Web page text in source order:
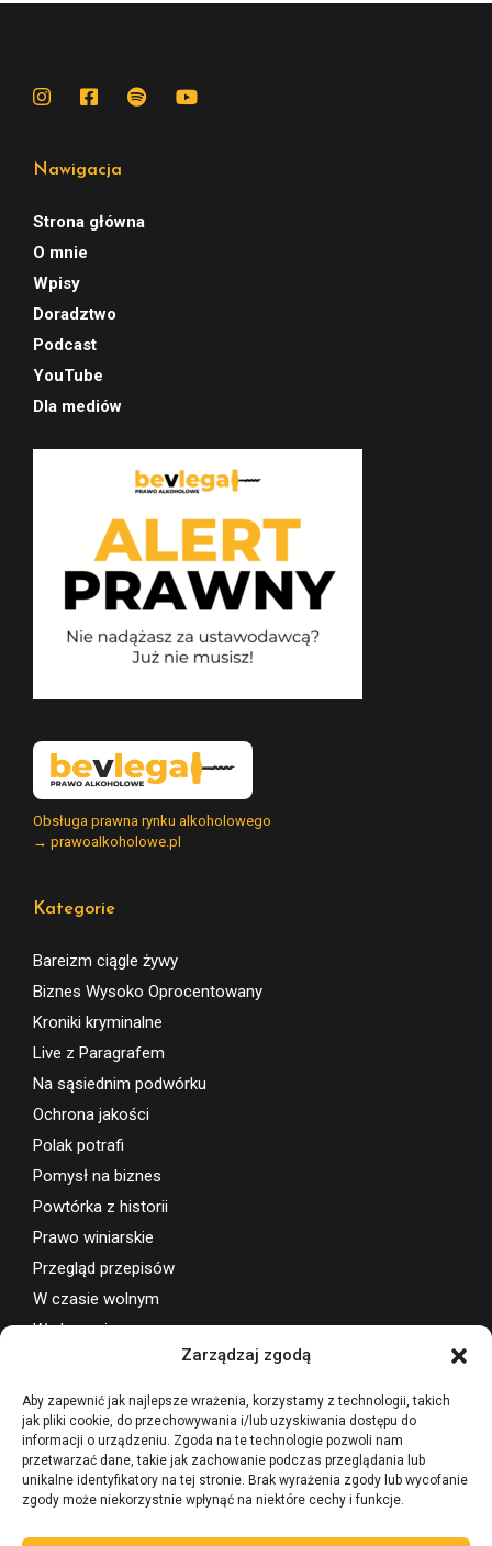
Zarządzaj zgodą
Aby zapewnić jak najlepsze wrażenia, korzystamy z technologii, takich
jak pliki cookie, do przechowywania i/lub uzyskiwania dostępu do
informacji o urządzeniu. Zgoda na te technologie pozwoli nam
przetwarzać dane, takie jak zachowanie podczas przeglądania lub
unikalne identyfikatory na tej stronie. Brak wyrażenia zgody lub wycofanie
zgody może niekorzystnie wpłynąć na niektóre cechy i funkcje.
Nawigacja
Strona główna
O mnie
Wpisy
Doradztwo
Podcast
YouTube
Dla mediów
Obsługa prawna rynku alkoholowego
→ prawoalkoholowe.pl
Kategorie
Bareizm ciągle żywy
Biznes Wysoko Oprocentowany
Kroniki kryminalne
Live z Paragrafem
Na sąsiednim podwórku
Ochrona jakości
Polak potrafi
Pomysł na biznes
Powtórka z historii
Prawo winiarskie
Przegląd przepisów
W czasie wolnym
Wydarzenia
Wsparcie projektu